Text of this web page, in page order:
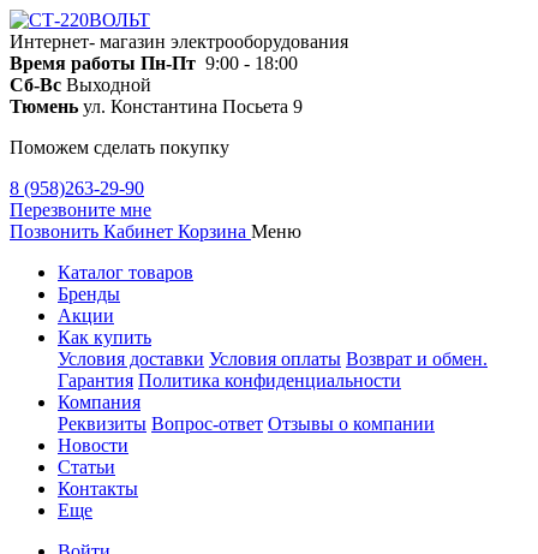
Интернет- магазин электрооборудования
Время работы Пн-Пт 9:00 - 18:00
Сб-Вс Выходной
Тюмень ул. Константина Посьета 9
Поможем сделать покупку
8 (958)263-29-90
Перезвоните мне
Позвонить Кабинет Корзина Меню
Каталог товаров
Бренды
Акции
Как купить
Условия доставки Условия оплаты Возврат и обмен.
Гарантия Политика конфиденциальности
Компания
Реквизиты Вопрос-ответ Отзывы о компании
Новости
Статьи
Контакты
Еще